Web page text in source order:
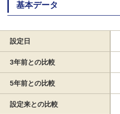
基本データ
設定日
3年前との比較
5年前との比較
設定来との比較